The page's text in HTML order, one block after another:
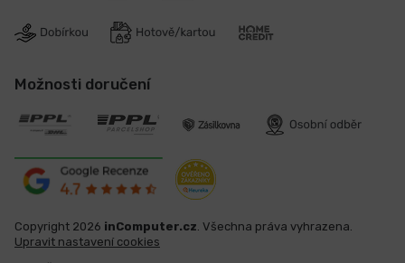
Možnosti doručení
Copyright 2026 inComputer.cz . Všechna práva vyhrazena.
Upravit nastavení cookies